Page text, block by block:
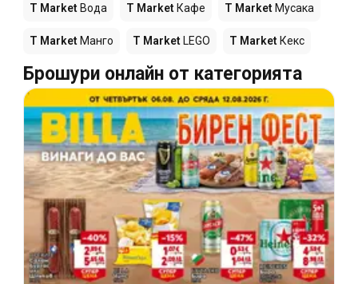
T Market Вода T Market Кафе T Market Мусака
T Market Манго T Market LEGO T Market Кекс
Брошури онлайн от категорията